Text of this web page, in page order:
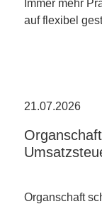
Immer mehr
auf flexibel
21.07.2026
Organschaft